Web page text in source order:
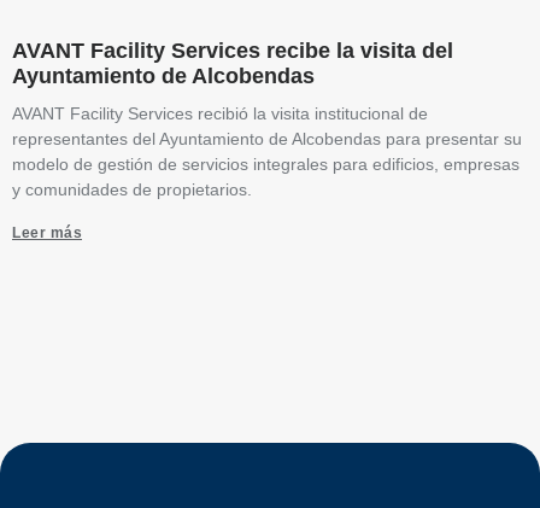
AVANT Facility Services recibe la visita del
Ayuntamiento de Alcobendas
AVANT Facility Services recibió la visita institucional de
representantes del Ayuntamiento de Alcobendas para presentar su
modelo de gestión de servicios integrales para edificios, empresas
y comunidades de propietarios.
Leer más